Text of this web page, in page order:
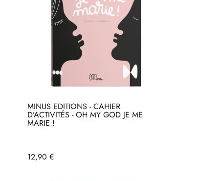
MINUS EDITIONS - CAHIER
D’ACTIVITÉS - OH MY GOD JE ME
MARIE !
Prix
12,90 €